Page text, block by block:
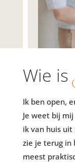
Wie is
Ik ben open,
Je weet bij
ik van huis
zie je terug in
meest